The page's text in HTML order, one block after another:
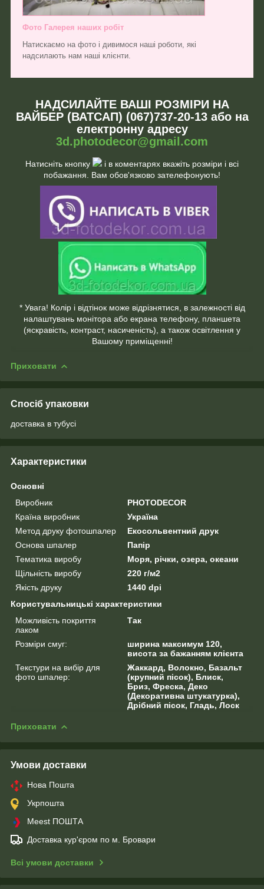
Фото Галерея наших робіт
Натискаємо на фото і дивимося наші роботи, які
надсилають нам наші клієнти.
НАДСИЛАЙТЕ ВАШІ РОЗМІРИ НА
ВАЙБЕР (ВАТСАП) (067)737-20-13 або на
електронну адресу
3d.photodecor@gmail.com
Натисніть кнопку
і в коментарях вкажіть розміри і всі
побажання. Вам обов'язково зателефонують!
* Увага! Колір і відтінок може відрізнятися, в залежності від
налаштувань монітора або екрана телефону, планшета
(яскравість, контраст, насиченість), а також освітлення у
Вашому приміщенні!
Приховати
Спосіб упаковки
доставка в тубусі
Характеристики
Основні
Виробник
PHOTODECOR
Країна виробник
Україна
Метод друку фотошпалер
Екосольвентний друк
Основа шпалер
Папір
Тематика виробу
Моря, річки, озера, океани
Щільність виробу
220 г/м2
Якість друку
1440 dpi
Користувальницькі характеристики
Можливість покриття
лаком
Так
Розміри смуг:
ширина максимум 120,
висота за бажанням клієнта
Текстури на вибір для
фото шпалер:
Жаккард, Волокно, Базальт
(крупний пісок), Блиск,
Бриз, Фреска, Деко
(Декоративна штукатурка),
Дрібний пісок, Гладь, Лоск
Приховати
Умови доставки
Нова Пошта
Укрпошта
Meest ПОШТА
Доставка кур'єром по м. Бровари
Всі умови доставки